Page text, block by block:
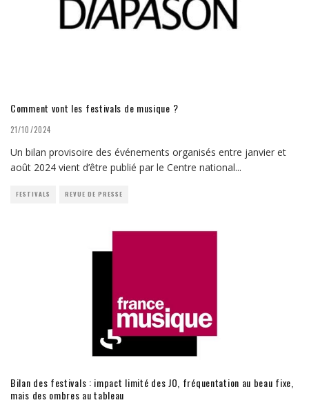
Comment vont les festivals de musique ?
21/10/2024
Un bilan provisoire des événements organisés entre janvier et
août 2024 vient d’être publié par le Centre national...
FESTIVALS REVUE DE PRESSE
Bilan des festivals : impact limité des JO, fréquentation au beau fixe,
mais des ombres au tableau